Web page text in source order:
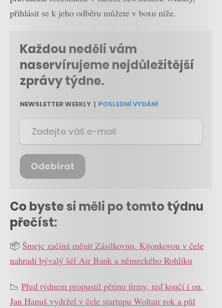
přihlásit se k jeho odběru můžete v boxu níže.
Každou neděli vám
naservírujeme nejdůležitější
zprávy týdne.
NEWSLETTER WEEKLY | POSLEDNÍ VYDÁNÍ
Odebírat
Co byste si měli po tomto týdnu
přečíst:
📦 Šmejc začíná měnit Zásilkovnu. Kijonkovou v čele
nahradí bývalý šéf Air Bank a německého Rohlíku
📉 Před týdnem propustil pětinu firmy, teď končí i on.
Jan Hanuš vydržel v čele startupu Woltair rok a půl